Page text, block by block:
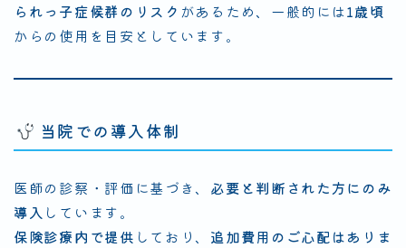
られっ子症候群のリスク があるため、一般的には1歳頃
からの使用を目安としています。
当院での導入体制
医師の診察・評価に基づき、 必要と判断された方にのみ
導入 しています。
保険診療内で提供 しており、 追加費用のご心配はありま